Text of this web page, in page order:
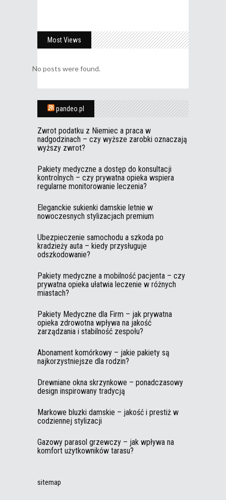
Most Views
No posts were found.
pandeo.pl
Zwrot podatku z Niemiec a praca w
nadgodzinach – czy wyższe zarobki oznaczają
wyższy zwrot?
Pakiety medyczne a dostęp do konsultacji
kontrolnych – czy prywatna opieka wspiera
regularne monitorowanie leczenia?
Eleganckie sukienki damskie letnie w
nowoczesnych stylizacjach premium
Ubezpieczenie samochodu a szkoda po
kradzieży auta – kiedy przysługuje
odszkodowanie?
Pakiety medyczne a mobilność pacjenta – czy
prywatna opieka ułatwia leczenie w różnych
miastach?
Pakiety Medyczne dla Firm – jak prywatna
opieka zdrowotna wpływa na jakość
zarządzania i stabilność zespołu?
Abonament komórkowy – jakie pakiety są
najkorzystniejsze dla rodzin?
Drewniane okna skrzynkowe – ponadczasowy
design inspirowany tradycją
Markowe bluzki damskie – jakość i prestiż w
codziennej stylizacji
Gazowy parasol grzewczy – jak wpływa na
komfort użytkowników tarasu?
sitemap